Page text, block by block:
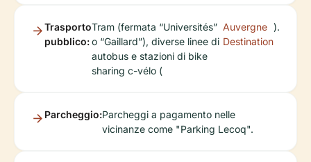
Trasporto
pubblico:
Tram (fermata “Universités”
o “Gaillard”), diverse linee di
autobus e stazioni di bike
sharing c-vélo (
Auvergne
Destination
).
Parcheggio:Parcheggi a pagamento nelle
vicinanze come "Parking Lecoq".